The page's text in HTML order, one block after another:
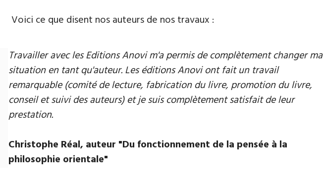
Voici ce que disent nos auteurs de nos travaux :
Travailler avec les Editions Anovi m'a permis de complètement changer ma
situation en tant qu'auteur. Les éditions Anovi ont fait un travail
remarquable (comité de lecture, fabrication du livre, promotion du livre,
conseil et suivi des auteurs) et je suis complètement satisfait de leur
prestation.
Christophe Réal, auteur ​"Du fonctionnement de la pensée à la
philosophie orientale"